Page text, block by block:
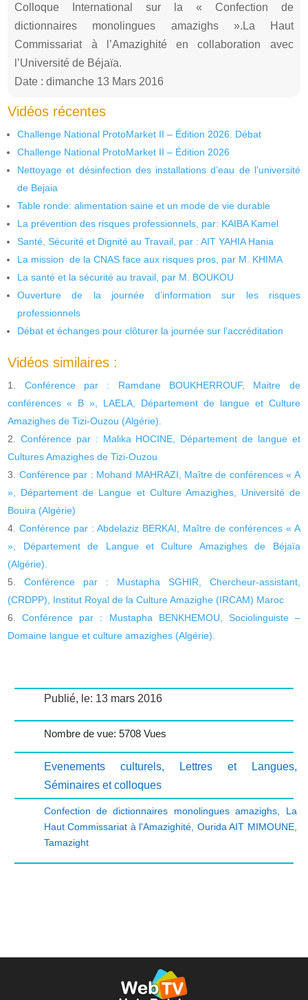
Colloque International sur la « Confection de
dictionnaires monolingues amazighs ».La Haut
Commissariat à l’Amazighité en collaboration avec
l’Université de Béjaïa.
Date : dimanche 13 Mars 2016
Vidéos récentes
Challenge National ProtoMarket II – Édition 2026. Débat
Challenge National ProtoMarket II – Édition 2026
Nettoyage et désinfection des installations d’eau de l’université
de Bejaia
Table ronde: alimentation saine et un mode de vie durable
La prévention des risques professionnels, par: KAIBA Kamel
Santé, Sécurité et Dignité au Travail, par : AIT YAHIA Hania
La mission de la CNAS face aux risques pros, par M. KHIMA
La santé et la sécurité au travail, par M. BOUKOU
Ouverture de la journée d’information sur les risques
professionnels
Débat et échanges pour clôturer la journée sur l’accréditation
Vidéos similaires :
Conférence par : Ramdane BOUKHERROUF, Maitre de
conférences « B », LAELA, Département de langue et Culture
Amazighes de Tizi-Ouzou (Algérie).
Conférence par : Malika HOCINE, Département de langue et
Cultures Amazighes de Tizi-Ouzou
Conférence par : Mohand MAHRAZI, Maître de conférences « A
», Département de Langue et Culture Amazighes, Université de
Bouira (Algérie)
Conférence par : Abdelaziz BERKAI, Maître de conférences « A
», Département de Langue et Culture Amazighes de Béjaïa
(Algérie).
Conférence par : Mustapha SGHIR, Chercheur-assistant,
(CRDPP), Institut Royal de la Culture Amazighe (IRCAM) Maroc
Conférence par : Mustapha BENKHEMOU, Sociolinguiste –
Domaine langue et culture amazighes (Algérie).
Publié, le: 13 mars 2016
Nombre de vue: 5708 Vues
Evenements culturels, Lettres et Langues,
Séminaires et colloques
Confection de dictionnaires monolingues amazighs
La
Haut Commissariat à l'Amazighité Ourida AIT MIMOUNE,
Tamazight